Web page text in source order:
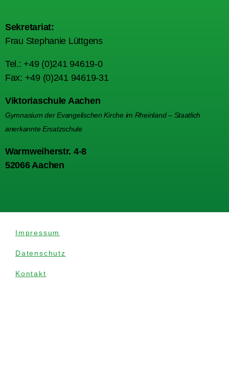
Sekretariat:
Frau Stephanie Lüttgens
Tel.: +49 (0)241 94619-0
Fax: +49 (0)241 94619-31
Viktoriaschule Aachen
Gymnasium der Evangelischen Kirche im Rheinland – Staatlich
anerkannte Ersatzschule
Warmweiherstr. 4-8
52066 Aachen
Impressum
Datenschutz
Kontakt